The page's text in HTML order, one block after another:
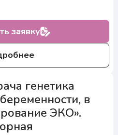
заявку
генетика
в
ЭКО».
к исследованиям